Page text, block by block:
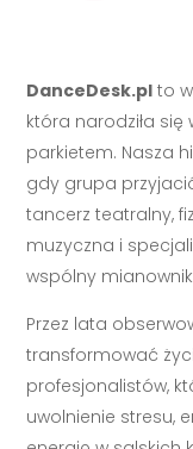
DanceDesk.pl to
która narodziła
parkietem. Nasza
gdy grupa
tancerz teatralny,
muzyczna i
wspólny
Przez lata
transformować
profesjonalistów,
uwolnienie stresu,